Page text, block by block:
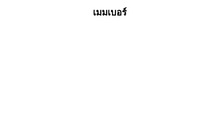
เมมเบอร์